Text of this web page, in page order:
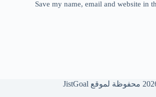
Save my name, email and website in